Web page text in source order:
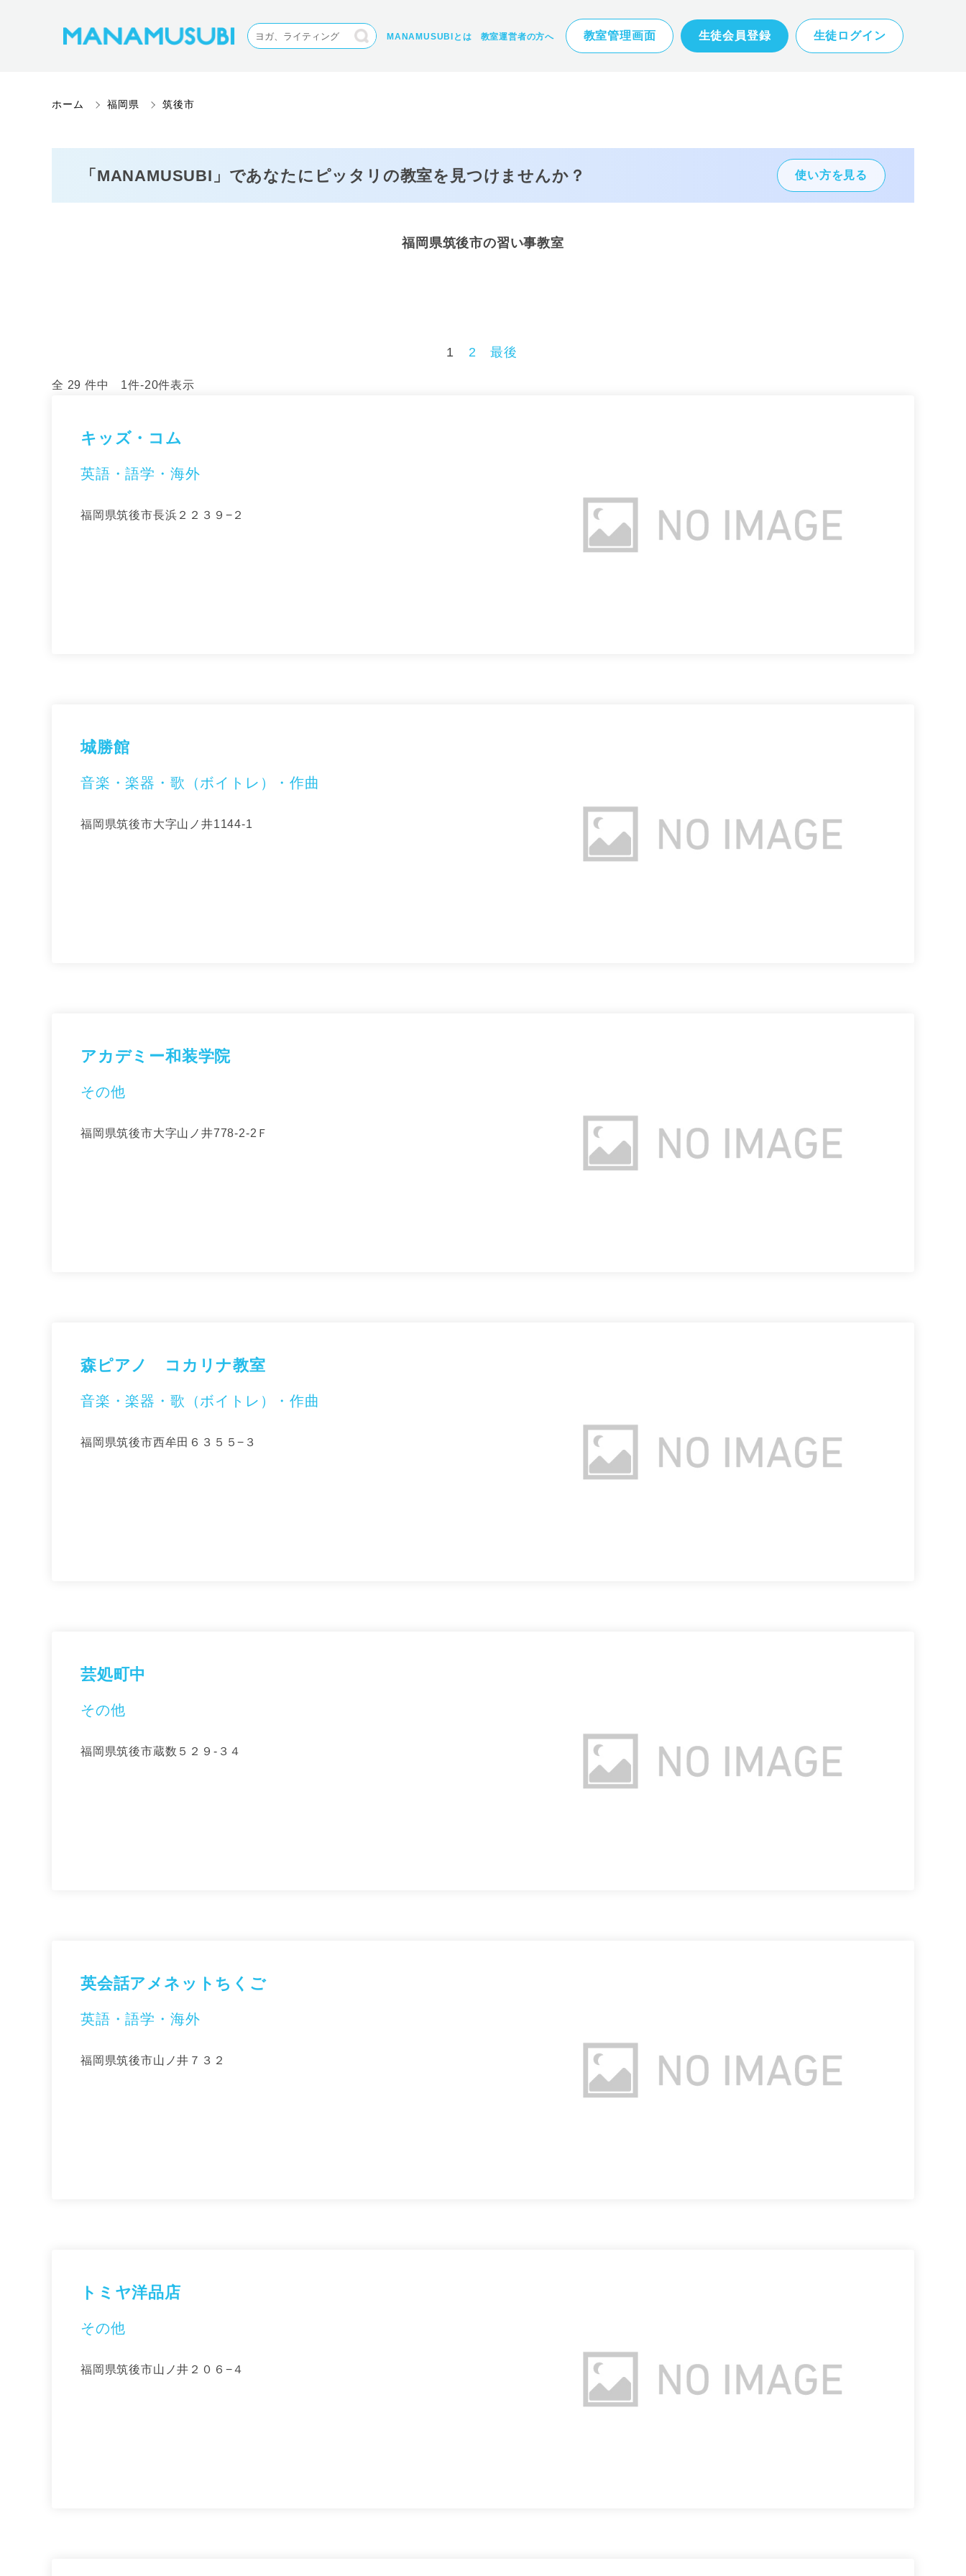
MANAMUSUBIとは 教室運営者の方へ 教室管理画面 生徒会員登録 生徒ログイン
ホーム 福岡県 筑後市
「MANAMUSUBI」であなたにピッタリの教室を見つけませんか？ 使い方を見る
福岡県筑後市の習い事教室
1 2 最後
全 29 件中 1件-20件表示
キッズ・コム
英語・語学・海外
福岡県筑後市長浜２２３９−２
城勝館
音楽・楽器・歌（ボイトレ）・作曲
福岡県筑後市大字山ノ井1144-1
アカデミー和装学院
その他
福岡県筑後市大字山ノ井778-2-2Ｆ
森ピアノ コカリナ教室
音楽・楽器・歌（ボイトレ）・作曲
福岡県筑後市西牟田６３５５−３
芸処町中
その他
福岡県筑後市蔵数５２９-３４
英会話アメネットちくご
英語・語学・海外
福岡県筑後市山ノ井７３２
トミヤ洋品店
その他
福岡県筑後市山ノ井２０６−４